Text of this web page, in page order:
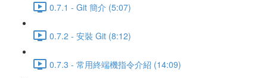
0.7.1 - Git 簡介 (5:07)
0.7.2 - 安裝 Git (8:12)
0.7.3 - 常用終端機指令介紹 (14:09)